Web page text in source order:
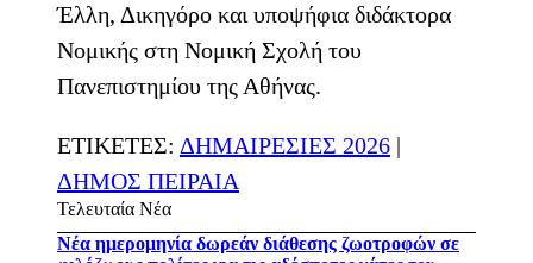
Έλλη, Δικηγόρο και υποψήφια διδάκτορα
Νομικής στη Νομική Σχολή του
Πανεπιστημίου της Αθήνας.
ΕΤΙΚΕΤΕΣ: ΔΗΜΑΙΡΕΣΙΕΣ 2026 |
ΔΗΜΟΣ ΠΕΙΡΑΙΑ
Τελευταία Νέα
Νέα ημερομηνία δωρεάν διάθεσης ζωοτροφών σε